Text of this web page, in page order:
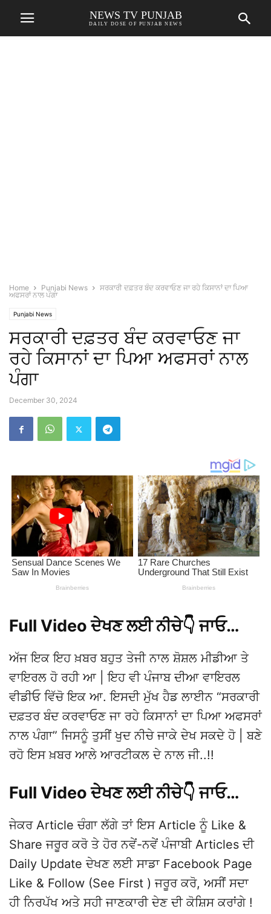
NEWS TV PUNJAB
DAILY DOSE OF PUNJAB NEWS
Home Punjabi News
ਸਰਕਾਰੀ ਦਫ਼ਤਰ ਬੰਦ ਕਰਵਾਓਣ ਜਾ ਰਹੇ ਕਿਸਾਨਾਂ ਦਾ ਪਿਆ
ਅਫਸਰਾਂ ਨਾਲ ਪੰਗਾ
Punjabi News
ਸਰਕਾਰੀ ਦਫ਼ਤਰ ਬੰਦ ਕਰਵਾਓਣ ਜਾ
ਰਹੇ ਕਿਸਾਨਾਂ ਦਾ ਪਿਆ ਅਫਸਰਾਂ ਨਾਲ
ਪੰਗਾ
December 30, 2024
Full Video ਦੇਖਣ ਲਈ ਨੀਚੇ👇 ਜਾਓ…
ਅੱਜ ਇਕ ਇਹ ਖ਼ਬਰ ਬਹੁਤ ਤੇਜੀ ਨਾਲ ਸ਼ੋਸ਼ਲ ਮੀਡੀਆ ਤੇ
ਵਾਇਰਲ ਹੋ ਰਹੀ ਆ | ਇਹ ਵੀ ਪੰਜਾਬ ਦੀਆ ਵਾਇਰਲ
ਵੀਡੀਓ ਵਿੱਚੋ ਇਕ ਆ. ਇਸਦੀ ਮੁੱਖ ਹੈਡ ਲਾਈਨ “ਸਰਕਾਰੀ
ਦਫ਼ਤਰ ਬੰਦ ਕਰਵਾਓਣ ਜਾ ਰਹੇ ਕਿਸਾਨਾਂ ਦਾ ਪਿਆ ਅਫਸਰਾਂ
ਨਾਲ ਪੰਗਾ” ਜਿਸਨੂੰ ਤੁਸੀਂ ਖੁਦ ਨੀਚੇ ਜਾਕੇ ਦੇਖ ਸਕਦੇ ਹੋ | ਬਣੇ
ਰਹੋ ਇਸ ਖ਼ਬਰ ਆਲੇ ਆਰਟੀਕਲ ਦੇ ਨਾਲ ਜੀ..!!
Full Video ਦੇਖਣ ਲਈ ਨੀਚੇ👇 ਜਾਓ…
ਜੇਕਰ Article ਚੰਗਾ ਲੱਗੇ ਤਾਂ ਇਸ Article ਨੂੰ Like &
Share ਜਰੂਰ ਕਰੋ ਤੇ ਹੋਰ ਨਵੇਂ-ਨਵੇਂ ਪੰਜਾਬੀ Articles ਦੀ
Daily Update ਦੇਖਣ ਲਈ ਸਾਡਾ Facebook Page
Like & Follow (See First ) ਜਰੂਰ ਕਰੋ, ਅਸੀਂ ਸਦਾ
ਹੀ ਨਿਰਪੱਖ ਅਤੇ ਸਹੀ ਜਾਣਕਾਰੀ ਦੇਣ ਦੀ ਕੋਸ਼ਿਸ ਕਰਾਂਗੇ !